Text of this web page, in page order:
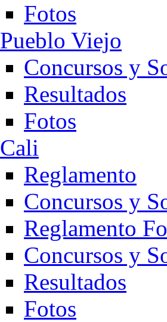
Fotos
Pueblo Viejo
Concursos y
Resultados
Fotos
Cali
Reglamento
Concursos y
Reglamento
Concursos y
Resultados
Fotos